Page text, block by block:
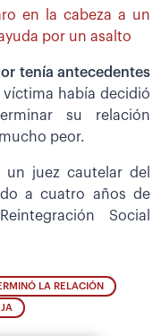
en la cabeza a un
por un asalto
tenía antecedentes
había decidió
su relación
peor.
juez cautelar del
a cuatro años de
Social
LA RELACIÓN